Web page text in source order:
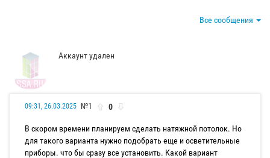
Все сообщения
Аккаунт удален
09:31, 26.03.2025 №1 0
В скором времени планируем сделать натяжной потолок. Но
для такого варианта нужно подобрать еще и осветительные
приборы. что бы сразу все установить. Какой вариант